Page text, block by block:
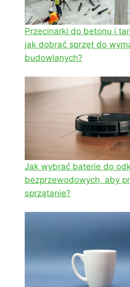
Przecinarki do betonu i
jak dobrać sprzęt do
budowlanych?
Jak wybrać baterie do
bezprzewodowych, aby
sprzątanie?